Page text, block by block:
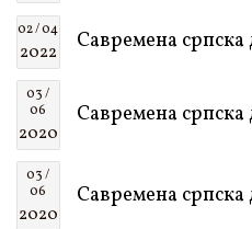
02 / 04
2022 Савремена
03 /
06
2020
Савремена српска
03 /
06
2020
Савремена српска